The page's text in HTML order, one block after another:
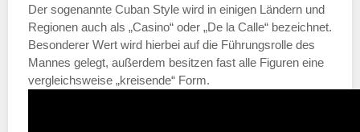
Der sogenannte Cuban Style wird in einigen Ländern und
Regionen auch als „Casino“ oder „De la Calle“ bezeichnet.
Besonderer Wert wird hierbei auf die Führungsrolle des
Mannes gelegt, außerdem besitzen fast alle Figuren eine
vergleichsweise „kreisende“ Form.